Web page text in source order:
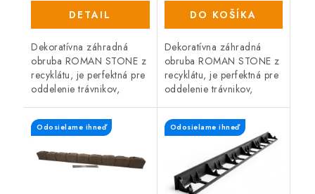
DETAIL
Dekoratívna záhradná
obruba ROMAN STONE z
recyklátu, je perfektná pre
oddelenie trávnikov,
alebo miest na odpočinok
na záhrade. Pružný,
DO KOŠÍKA
Dekoratívna záhradná
obruba ROMAN STONE z
recyklátu, je perfektná pre
oddelenie trávnikov,
alebo miest na odpočinok
na záhrade. Pružný,
Odosielame ihneď Odosielame ihneď